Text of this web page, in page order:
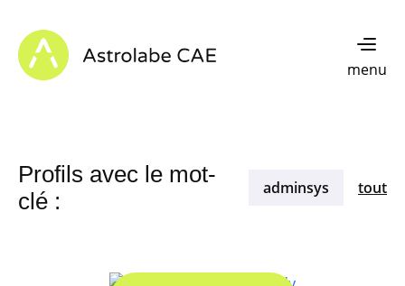
Astrolabe CAE - Home
menu
Profils avec le mot-
clé :
adminsys tout